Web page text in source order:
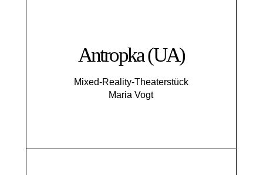
Antropka (UA)
Mixed-Reality-Theaterstück
Maria Vogt